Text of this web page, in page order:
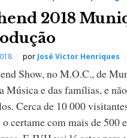
2018
por José Victor Henriques
Show, no M.O.C., de
Música e das famílias, e
Cerca de 10 000
certame com mais de 500